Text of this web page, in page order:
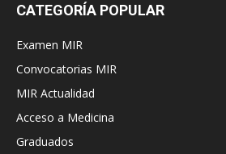
CATEGORÍA POPULAR
Examen MIR
Convocatorias MIR
MIR Actualidad
Acceso a Medicina
Graduados